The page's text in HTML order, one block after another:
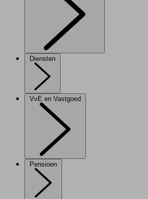
Diensten
VvE en Vastgoed
Pensioen